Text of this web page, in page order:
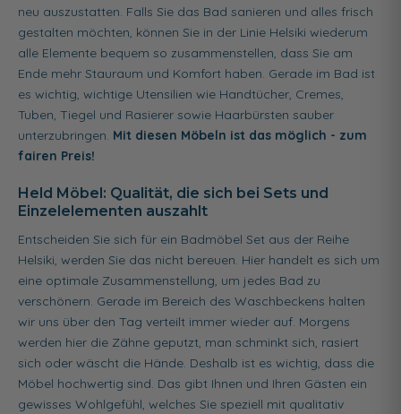
neu auszustatten. Falls Sie das Bad sanieren und alles frisch
gestalten möchten, können Sie in der Linie Helsiki wiederum
alle Elemente bequem so zusammenstellen, dass Sie am
Ende mehr Stauraum und Komfort haben. Gerade im Bad ist
es wichtig, wichtige Utensilien wie Handtücher, Cremes,
Tuben, Tiegel und Rasierer sowie Haarbürsten sauber
unterzubringen. Mit diesen Möbeln ist das möglich - zum
fairen Preis!
Held Möbel: Qualität, die sich bei Sets und
Einzelelementen auszahlt
Entscheiden Sie sich für ein Badmöbel Set aus der Reihe
Helsiki, werden Sie das nicht bereuen. Hier handelt es sich um
eine optimale Zusammenstellung, um jedes Bad zu
verschönern. Gerade im Bereich des Waschbeckens halten
wir uns über den Tag verteilt immer wieder auf. Morgens
werden hier die Zähne geputzt, man schminkt sich, rasiert
sich oder wäscht die Hände. Deshalb ist es wichtig, dass die
Möbel hochwertig sind. Das gibt Ihnen und Ihren Gästen ein
gewisses Wohlgefühl, welches Sie speziell mit qualitativ